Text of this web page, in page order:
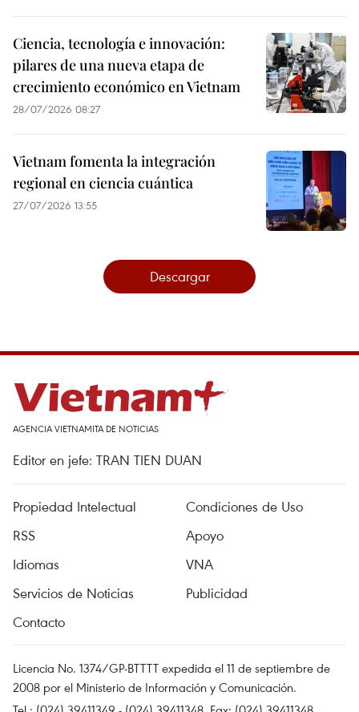
Ciencia, tecnología e innovación:
pilares de una nueva etapa de
crecimiento económico en Vietnam
28/07/2026 08:27
Vietnam fomenta la integración
regional en ciencia cuántica
27/07/2026 13:55
Descargar
AGENCIA VIETNAMITA DE NOTICIAS
Editor en jefe: TRAN TIEN DUAN
Propiedad Intelectual
Condiciones de Uso
RSS
Apoyo
Idiomas
VNA
Servicios de Noticias
Publicidad
Contacto
Licencia No. 1374/GP-BTTTT expedida el 11 de septiembre de
2008 por el Ministerio de Información y Comunicación.